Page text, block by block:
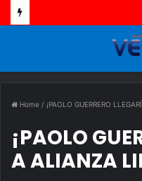
Home / ¡PAOLO GUERRERO
¡PAOLO
A ALIANZA